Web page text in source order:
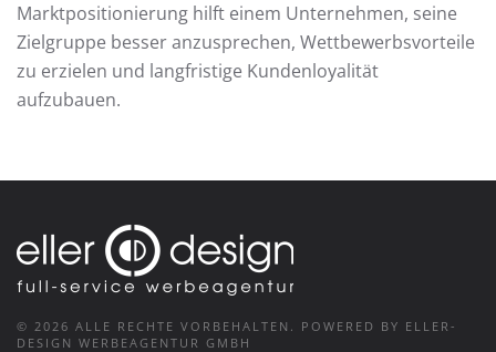
Marktpositionierung hilft einem Unternehmen, seine
Zielgruppe besser anzusprechen, Wettbewerbsvorteile
zu erzielen und langfristige Kundenloyalität
aufzubauen.
© 2026 ALLE RECHTE VORBEHALTEN. POWERED BY ELLER-
DESIGN WERBEAGENTUR GMBH